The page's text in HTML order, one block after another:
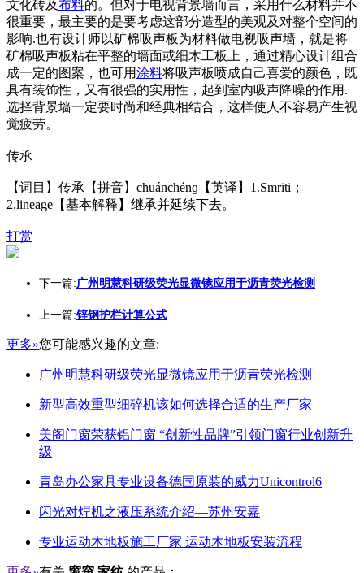
文化砖及布料的。但对于电视背景墙而言，采用什么材料并不
很重要，最主要的是要考虑这部分造型的美观及对整个空间的
影响.也有设计师以矿棉吸声板为材料做电视吸声墙，就是将
矿棉吸声板粘在平整的墙面或细木工板上，通过精心设计组合
成一定的图案，也可用涂料将吸声板喷成自己喜爱的颜色，既
具有装饰性，又有很强的实用性，起到室内吸声降噪的作用.
选择背景墙一定要时尚和经典相结合，这样使人不容易产生视
觉疲劳。
传承
【词目】传承【拼音】chuánchénɡ【英译】1.Smriti；
2.lineage【基本解释】继承并延续下去。
打赏
下一篇:广州明慧科研级荧光显微镜应用于沥青荧光检测
上一篇:锌钢护栏计算公式
更多»您可能感兴趣的文章:
广州明慧科研级荧光显微镜应用于沥青荧光检测
新型高效重型细碎机该如何选择合适的生产厂家
美阁门窗荣获铝门窗 “创新性品牌”引领门窗行业创新升
级
青岛办公家具专业设备德国原装的威力Unicontrol6
闪光对焊机之液压系统介绍—苏州安嘉
专业运动木地板施工厂家 运动木地板安装流程